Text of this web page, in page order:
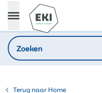
Terug naar Home